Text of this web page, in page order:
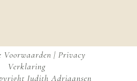
Voorwaarden | Privacy
Verklaring
Judith Adriaansen